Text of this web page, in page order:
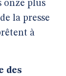
onze plus
la presse
à
des